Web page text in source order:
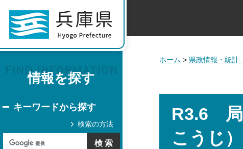
情報を探す
キーワードから探す
検索の方法
ホーム > 県政情報・統計
R3.6 局
こうじ）